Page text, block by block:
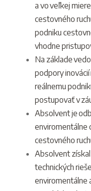
a vo veľkej
cestovného
podniku
vhodne
Na základe
podpory
reálnemu
postupovať v
Absolvent je
enviromentálne
cestovného
Absolvent
technických
enviromentálne